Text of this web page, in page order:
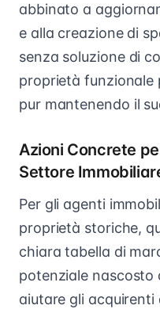
abbinato a
e alla creazione di
senza soluzione di
proprietà funzionale
pur mantenendo il
Azioni Concrete
Settore
Per gli agenti
proprietà storiche,
chiara tabella di
potenziale nascosto
aiutare gli acquirenti